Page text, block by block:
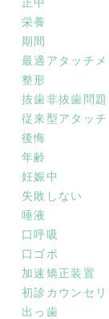
栄養
期間
最適アタッチメ
整形
抜歯非抜歯問題
従来型アタッチ
後悔
年齢
妊娠中
失敗しない
唾液
口呼吸
口ゴボ
加速矯正装置
初診カウンセ
出っ歯